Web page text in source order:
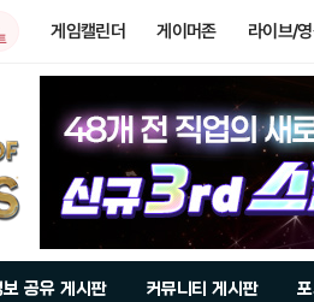
게임캘린더 게이머존 라이브/
보 공유 게시판 커뮤니티 게시판